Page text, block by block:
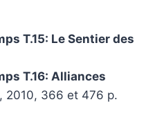
T.15: Le Sentier des
T.16: Alliances
2010, 366 et 476 p.